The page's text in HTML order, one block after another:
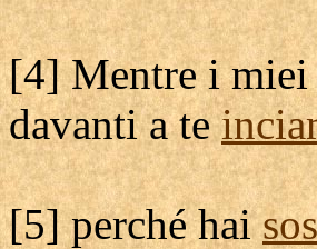
[4] Mentre i
davanti a te
[5] perché hai